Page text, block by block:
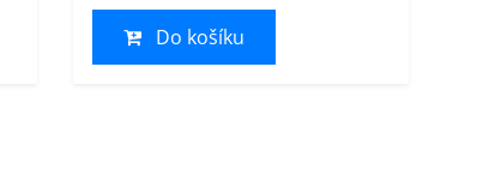
Do košíku